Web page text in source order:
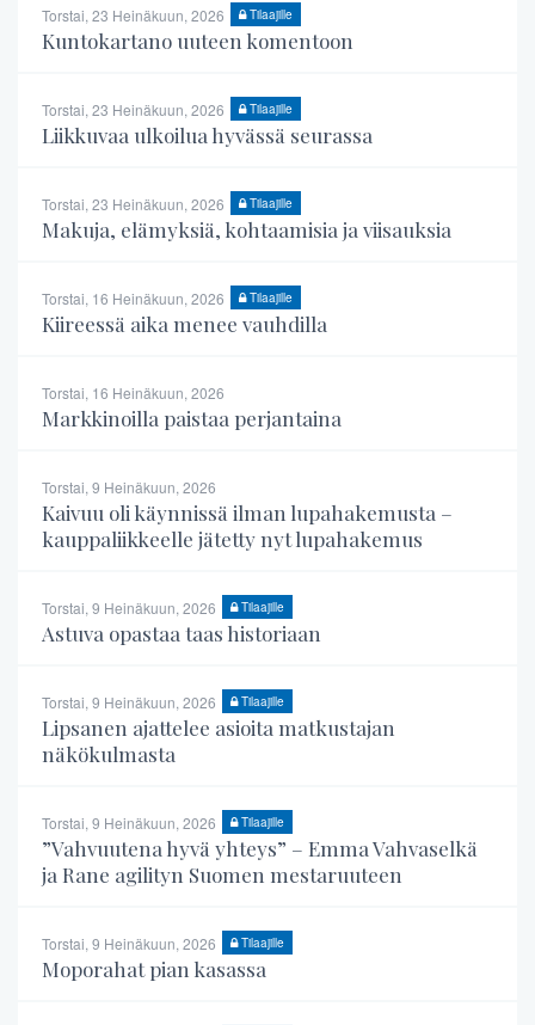
Torstai, 23 Heinäkuun, 2026 Tilaajille
Kuntokartano uuteen komentoon
Torstai, 23 Heinäkuun, 2026 Tilaajille
Liikkuvaa ulkoilua hyvässä seurassa
Torstai, 23 Heinäkuun, 2026 Tilaajille
Makuja, elämyksiä, kohtaamisia ja viisauksia
Torstai, 16 Heinäkuun, 2026 Tilaajille
Kiireessä aika menee vauhdilla
Torstai, 16 Heinäkuun, 2026
Markkinoilla paistaa perjantaina
Torstai, 9 Heinäkuun, 2026
Kaivuu oli käynnissä ilman lupahakemusta –
kauppaliikkeelle jätetty nyt lupahakemus
Torstai, 9 Heinäkuun, 2026 Tilaajille
Astuva opastaa taas historiaan
Torstai, 9 Heinäkuun, 2026 Tilaajille
Lipsanen ajattelee asioita matkustajan
näkökulmasta
Torstai, 9 Heinäkuun, 2026 Tilaajille
”Vahvuutena hyvä yhteys” – Emma Vahvaselkä
ja Rane agilityn Suomen mestaruuteen
Torstai, 9 Heinäkuun, 2026 Tilaajille
Moporahat pian kasassa